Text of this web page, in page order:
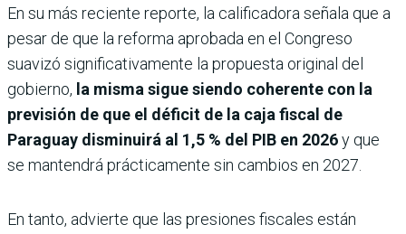
En su más reciente reporte, la calificadora señala que a
pesar de que la reforma aprobada en el Congreso
suavizó significativamente la propuesta original del
gobierno, la misma sigue siendo coherente con la
previsión de que el déficit de la caja fiscal de
Paraguay disminuirá al 1,5 % del PIB en 2026y que
se mantendrá prácticamente sin cambios en 2027.
En tanto, advierte que las presiones fiscales están